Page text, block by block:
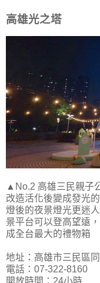
高雄光之塔
▲No.2 高雄三民親子
改造活化後變成發光
燈後的夜景燈光更迷
景平台可以登高望遠
成全台最大的禮物箱
地址：高雄市三民區
電話：07-322-8160
開放時間：24小時